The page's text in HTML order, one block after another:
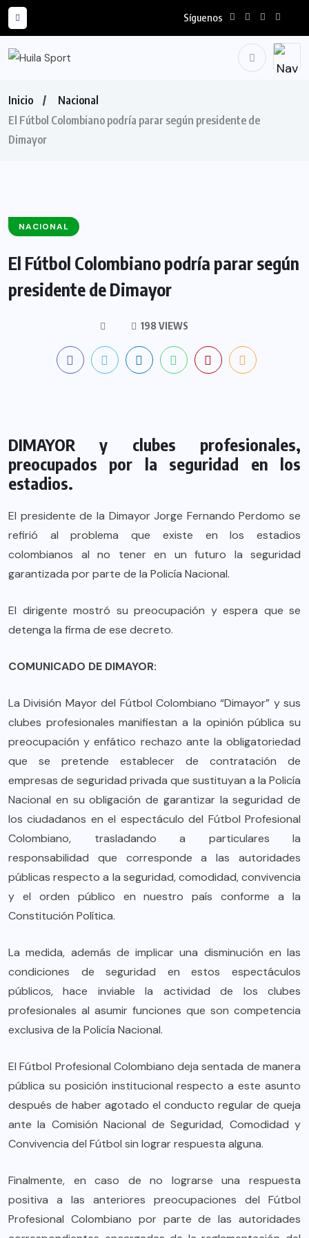
Síguenos
Inicio
Nacional
El Fútbol Colombiano podría parar según presidente de
Dimayor
NACIONAL
El Fútbol Colombiano podría parar según
presidente de Dimayor
198 VIEWS
DIMAYOR y clubes profesionales,
preocupados por la seguridad en los
estadios.
El presidente de la Dimayor Jorge Fernando Perdomo se
refirió al problema que existe en los estadios
colombianos al no tener en un futuro la seguridad
garantizada por parte de la Policía Nacional.
El dirigente mostró su preocupación y espera que se
detenga la firma de ese decreto.
COMUNICADO DE DIMAYOR:
La División Mayor del Fútbol Colombiano “Dimayor” y sus
clubes profesionales manifiestan a la opinión pública su
preocupación y enfático rechazo ante la obligatoriedad
que se pretende establecer de contratación de
empresas de seguridad privada que sustituyan a la Policía
Nacional en su obligación de garantizar la seguridad de
los ciudadanos en el espectáculo del Fútbol Profesional
Colombiano, trasladando a particulares la
responsabilidad que corresponde a las autoridades
públicas respecto a la seguridad, comodidad, convivencia
y el orden público en nuestro país conforme a la
Constitución Política.
La medida, además de implicar una disminución en las
condiciones de seguridad en estos espectáculos
públicos, hace inviable la actividad de los clubes
profesionales al asumir funciones que son competencia
exclusiva de la Policía Nacional.
El Fútbol Profesional Colombiano deja sentada de manera
pública su posición institucional respecto a este asunto
después de haber agotado el conducto regular de queja
ante la Comisión Nacional de Seguridad, Comodidad y
Convivencia del Fútbol sin lograr respuesta alguna.
Finalmente, en caso de no lograrse una respuesta
positiva a las anteriores preocupaciones del Fútbol
Profesional Colombiano por parte de las autoridades